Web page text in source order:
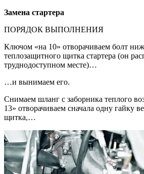
Замена стартера
ПОРЯДОК ВЫПОЛНЕНИЯ
Ключом «на 10» отворачиваем болт
теплозащитного щитка стартера (он
труднодоступном месте)…
…и вынимаем его.
Снимаем шланг с заборника теплого
13» отворачиваем сначала одну гайку
щитка,…